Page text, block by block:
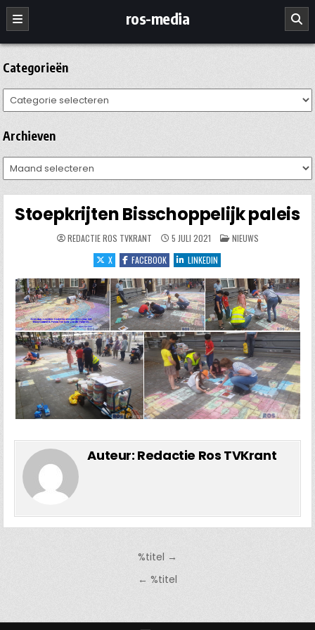
Ga
naar
de
inhoud
ros-media
Categorieën
Categorieën
Archieven
Archieven
Stoepkrijten Bisschoppelijk paleis
REDACTIE ROS TVKRANT 5 JULI 2021 GEPLAATST
IN
NIEUWS
X
FACEBOOK LINKEDIN
Auteur: Redactie Ros TVKrant
%titel →
← %titel